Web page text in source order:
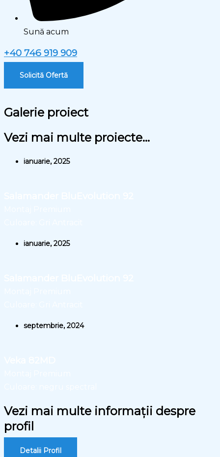
Sună acum
+40 746 919 909
Solicită Ofertă
Galerie proiect
Vezi mai multe proiecte...
ianuarie, 2025
ianuarie, 2025
septembrie, 2024
Vezi mai multe informații despre
profil
Detalii Profil